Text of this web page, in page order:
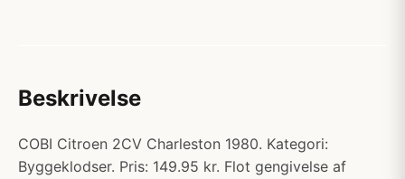
Beskrivelse
COBI Citroen 2CV Charleston 1980. Kategori:
Byggeklodser. Pris: 149.95 kr. Flot gengivelse af